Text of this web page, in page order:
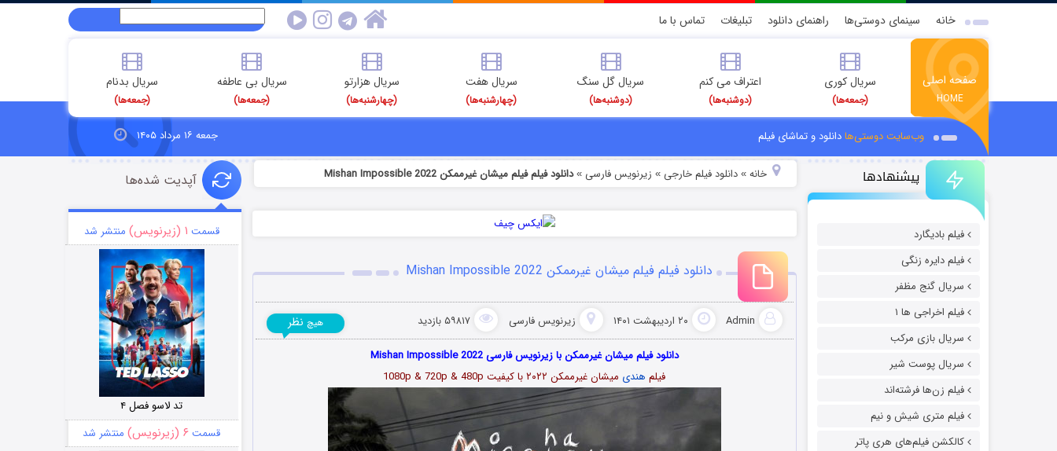
خانه سینمای دوستی‌ها راهنمای دانلود تبلیغات تماس با ما
صفحه اصلی
HOME
سریال کوری
(جمعه‌ها)
اعتراف می کنم
(دوشنبه‌ها)
سریال گل سنگ
(دوشنبه‌ها)
سریال هفت
(چهارشنبه‌ها)
سریال هزارتو
(چهارشنبه‌ها)
سریال بی عاطفه
(جمعه‌ها)
سریال بدنام
(جمعه‌ها)
وب‌سایت دوستی‌هادانلود و تماشای فیلم جمعه ۱۶ مرداد ۱۴۰۵
پیشنهادها
فیلم بادیگارد
فیلم دایره زنگی
سریال گنج مظفر
فیلم اخراجی ها ۱
سریال بازی مرکب
سریال پوست شیر
فیلم زن‌ها فرشته‌اند
فیلم متری شیش و نیم
کالکشن فیلم‌های هری پاتر
خانه» دانلود فیلم خارجی » زیرنویس فارسی »دانلود فیلم فیلم میشان غیرممکن Mishan Impossible 2022
دانلود فیلم فیلم میشان غیرممکن Mishan Impossible 2022
Admin ۲۰ اردیبهشت ۱۴۰۱ زیرنویس فارسی ۵۹۸۱۷ بازدید هیچ نظر
دانلود فیلم میشان غیرممکن با زیرنویس فارسی Mishan Impossible 2022
فیلم هندی میشان غیرممکن ۲۰۲۲ با کیفیت 1080p & 720p & 480p
آپدیت شده‌ها
قسمت ۱ (زیرنویس) منتشر شد
تد لاسو فصل ۴
قسمت ۶ (زیرنویس) منتشر شد